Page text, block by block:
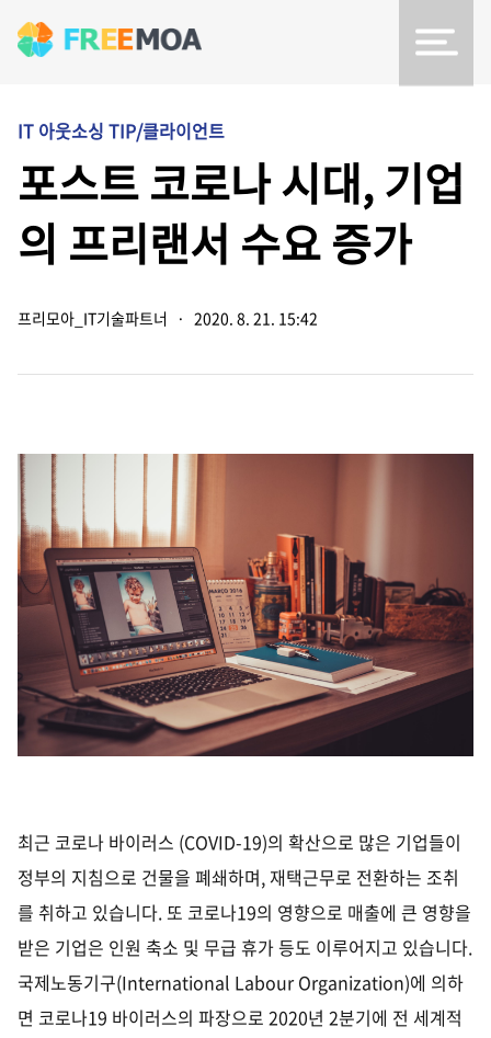
IT 아웃소싱 TIP/클라이언트
포스트 코로나 시대, 기업
의 프리랜서 수요 증가
프리모아_IT기술파트너 · 2020. 8. 21. 15:42
최근 코로나 바이러스 (COVID-19)의 확산으로 많은 기업들이
정부의 지침으로 건물을 폐쇄하며, 재택근무로 전환하는 조취
를 취하고 있습니다.또 코로나19의 영향으로 매출에 큰 영향을
받은 기업은 인원 축소 및 무급 휴가 등도 이루어지고 있습니다.
국제노동기구(International Labour Organization)에 의하
면 코로나19 바이러스의 파장으로 2020년 2분기에 전 세계적